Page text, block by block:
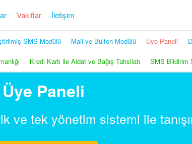
Vakıflar
SMS Modülü Mail ve Bülten Modülü Üye Paneli
Kredi Kartı ile Aidat ve Bağış Tahsilatı SMS Bildirim
İletişim
Üye Paneli
ve tek yönetim sistemi ile